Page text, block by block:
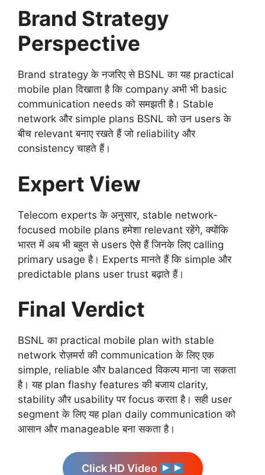
Brand Strategy
Perspective
Brand strategy के नजरिए से BSNL का यह practical
mobile plan दिखाता है कि company अभी भी basic
communication needs को समझती है। Stable
network और simple plans BSNL को उन users के
बीच relevant बनाए रखते हैं जो reliability और
consistency चाहते हैं।
Expert View
Telecom experts के अनुसार, stable network-
focused mobile plans हमेशा relevant रहेंगे, क्योंकि
भारत में अब भी बहुत से users ऐसे हैं जिनके लिए calling
primary usage है। Experts मानते हैं कि simple और
predictable plans user trust बढ़ाते हैं।
Final Verdict
BSNL का practical mobile plan with stable
network रोज़मर्रा की communication के लिए एक
simple, reliable और balanced विकल्प माना जा सकता
है। यह plan flashy features की बजाय clarity,
stability और usability पर focus करता है। सही user
segment के लिए यह plan daily communication को
आसान और manageable बना सकता है।
Click HD Video